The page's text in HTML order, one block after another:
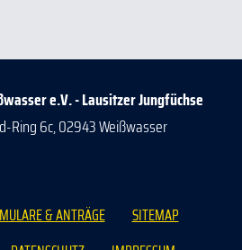
e.V. - Lausitzer Jungfüchse
Ring 6c, 02943 Weißwasser
& ANTRÄGE
SITEMAP